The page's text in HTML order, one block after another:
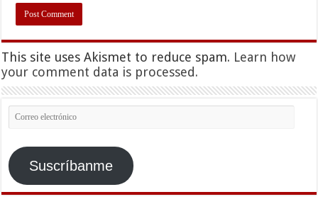
This site uses Akismet to reduce spam. Learn how
your comment data is processed.
Correo
electrónico
Suscríbanme